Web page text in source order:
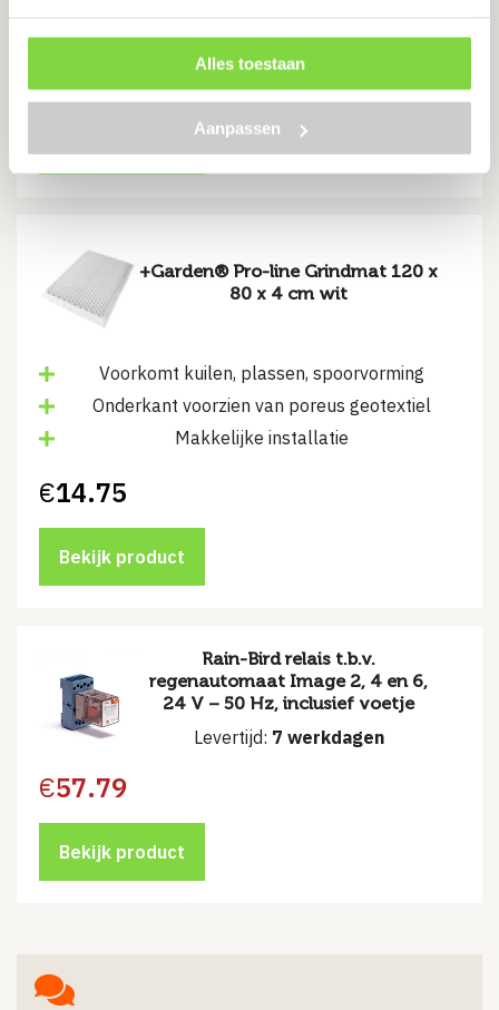
Alles toestaan
Aanpassen
€91.96
+Garden® Pro-line Grindmat 120 x
80 x 4 cm wit
Voorkomt kuilen, plassen, spoorvorming
Onderkant voorzien van poreus geotextiel
Makkelijke installatie
€14.75
Bekijk product
Rain-Bird relais t.b.v.
regenautomaat Image 2, 4 en 6,
24 V – 50 Hz, inclusief voetje
Levertijd: 7 werkdagen
€57.79
Bekijk product